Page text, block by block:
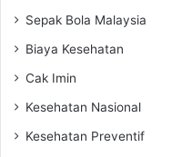
Sepak Bola Malaysia
Biaya Kesehatan
Cak Imin
Kesehatan Nasional
Kesehatan Preventif